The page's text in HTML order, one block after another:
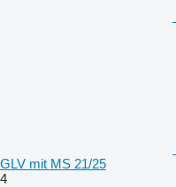
GLV mit MS 21/25
4